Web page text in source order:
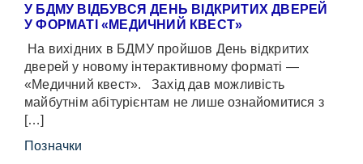
У БДМУ ВІДБУВСЯ ДЕНЬ ВІДКРИТИХ ДВЕРЕЙ
У ФОРМАТІ «МЕДИЧНИЙ КВЕСТ»
На вихідних в БДМУ пройшов День відкритих
дверей у новому інтерактивному форматі —
«Медичний квест». Захід дав можливість
майбутнім абітурієнтам не лише ознайомитися з
[…]
Позначки